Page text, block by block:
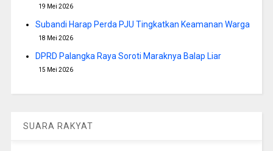
19 Mei 2026
Subandi Harap Perda PJU Tingkatkan Keamanan Warga
18 Mei 2026
DPRD Palangka Raya Soroti Maraknya Balap Liar
15 Mei 2026
SUARA RAKYAT